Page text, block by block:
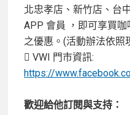
北忠孝店、新竹店、台
APP 會員 ，即可享買
之優惠。(活動辦法依照
 VWI 門市資訊:
https://
歡迎給他訂閱與支持：